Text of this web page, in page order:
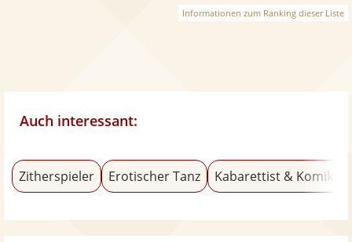
Informationen zum Ranking dieser Liste
Auch interessant:
Zitherspieler Erotischer Tanz Kabarettist & Komiker